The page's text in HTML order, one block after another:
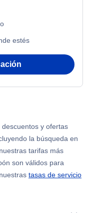
estés
y ofertas
la búsqueda en
tarifas más
son válidos para
tasas de servicio